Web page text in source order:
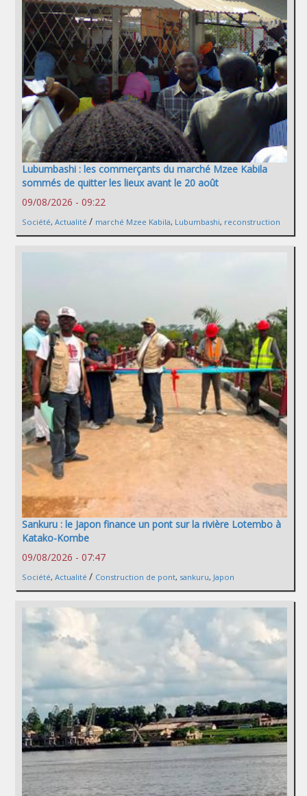
Lubumbashi : les commerçants du marché Mzee Kabila
sommés de quitter les lieux avant le 20 août
09/08/2026 - 09:22
Société, Actualité / marché Mzee Kabila, Lubumbashi, reconstruction
Sankuru : le Japon finance un pont sur la rivière Lotembo à
Katako-Kombe
09/08/2026 - 07:47
Société, Actualité / Construction de pont, sankuru, Japon